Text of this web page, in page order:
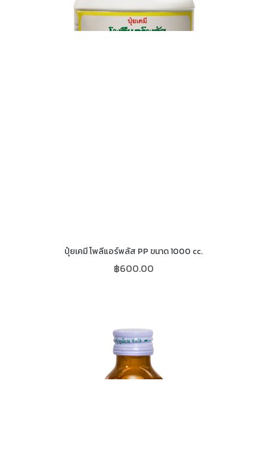
ปุ๋ยเคมี โพลีแอร์พลัส PP ขนาด 1000 cc.
฿600.00